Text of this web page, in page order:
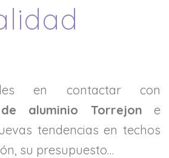
en contactar con
aluminio Torrejon e
tendencias en techos
su presupuesto…